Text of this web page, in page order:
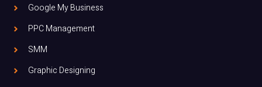
Google My Business
PPC Management
SMM
Graphic Designing